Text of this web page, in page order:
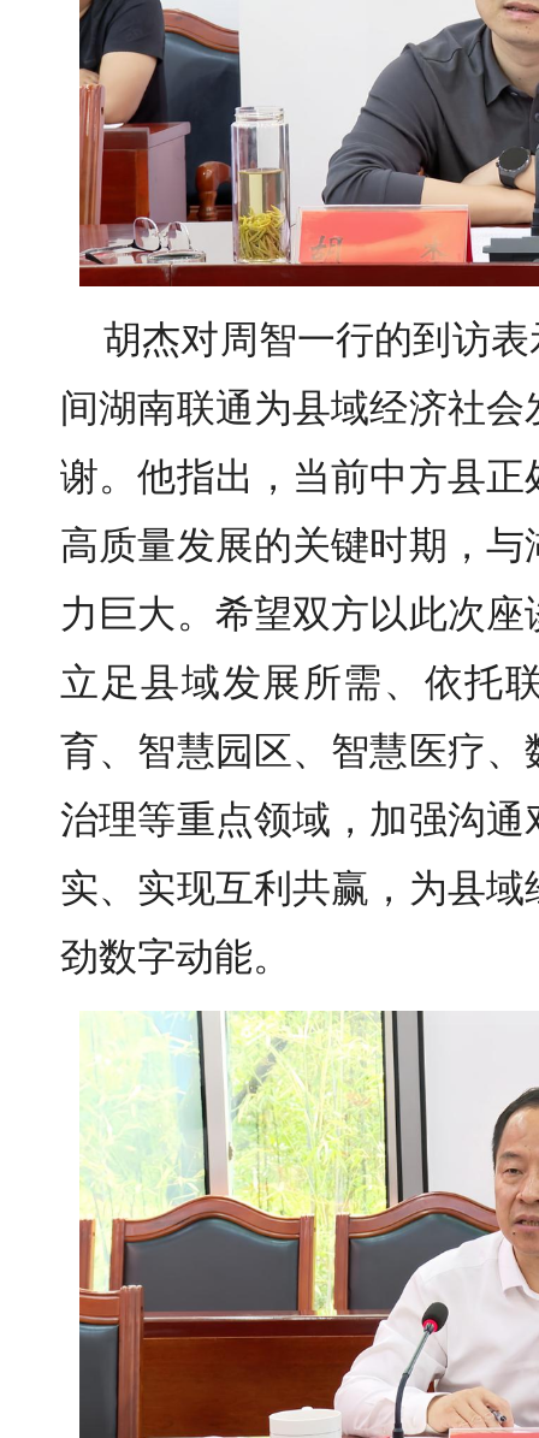
胡杰对周智一行的到访
间湖南联通为县域经济社
谢。他指出，当前中方县
高质量发展的关键时期，
力巨大。希望双方以此次
立足县域发展所需、依托
育、智慧园区、智慧医疗
治理等重点领域，加强沟
实、实现互利共赢，为县
劲数字动能。